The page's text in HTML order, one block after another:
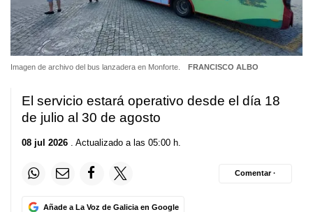
Imagen de archivo del bus lanzadera en Monforte. FRANCISCO ALBO
El servicio estará operativo desde el día 18
de julio al 30 de agosto
08 jul 2026 . Actualizado a las 05:00 h.
Añade a La Voz de Galicia en Google
Comentar ·